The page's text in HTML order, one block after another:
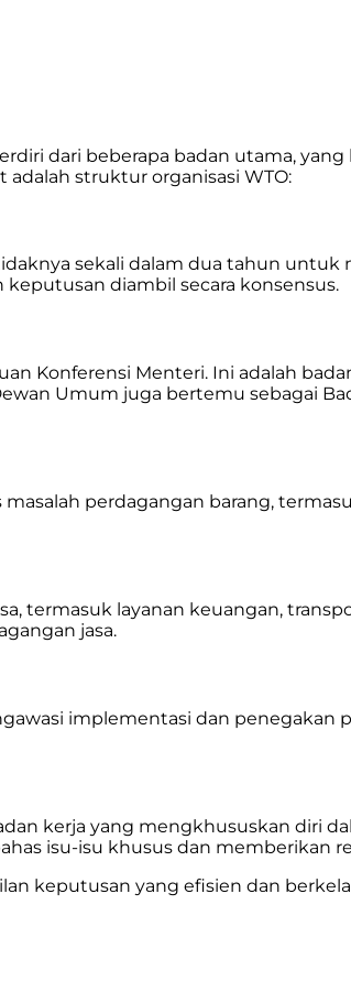
dari beberapa badan utama,
struktur organisasi WTO:
sekali dalam dua tahun
diambil secara konsensus.
Konferensi Menteri. Ini adalah
Umum juga bertemu sebagai
perdagangan barang,
termasuk layanan keuangan,
jasa.
implementasi dan penegakan
kerja yang mengkhususkan diri
isu-isu khusus dan memberikan
keputusan yang efisien dan